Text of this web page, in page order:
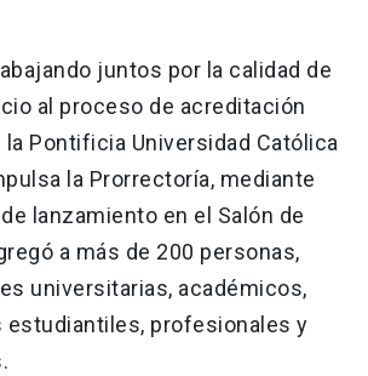
juntos por la calidad de
al proceso de acreditación
Pontificia Universidad Católica
la Prorrectoría, mediante
lanzamiento en el Salón de
a más de 200 personas,
universitarias, académicos,
estudiantiles, profesionales y